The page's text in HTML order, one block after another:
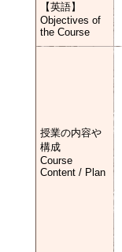
【英語】
Objectives of
the Course
授業の内容や
構成
Course
Content / Plan